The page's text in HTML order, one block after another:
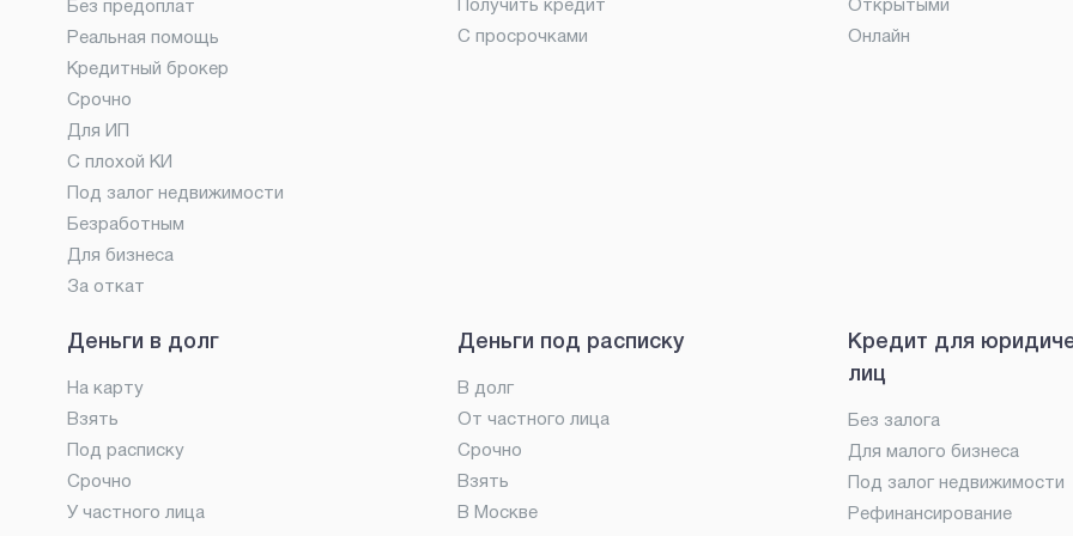
Без предоплат
Реальная помощь
Кредитный брокер
Срочно
Для ИП
С плохой КИ
Под залог недвижимости
Безработным
Для бизнеса
За откат
Получить кредит
С просрочками
Открытыми
Онлайн
Деньги в долг
На карту
Взять
Под расписку
Срочно
У частного лица
Деньги под расписку
В долг
От частного лица
Срочно
Взять
В Москве
Кредит для
лиц
Без залога
Для малого бизнеса
Под залог недвижимости
Рефинансирование